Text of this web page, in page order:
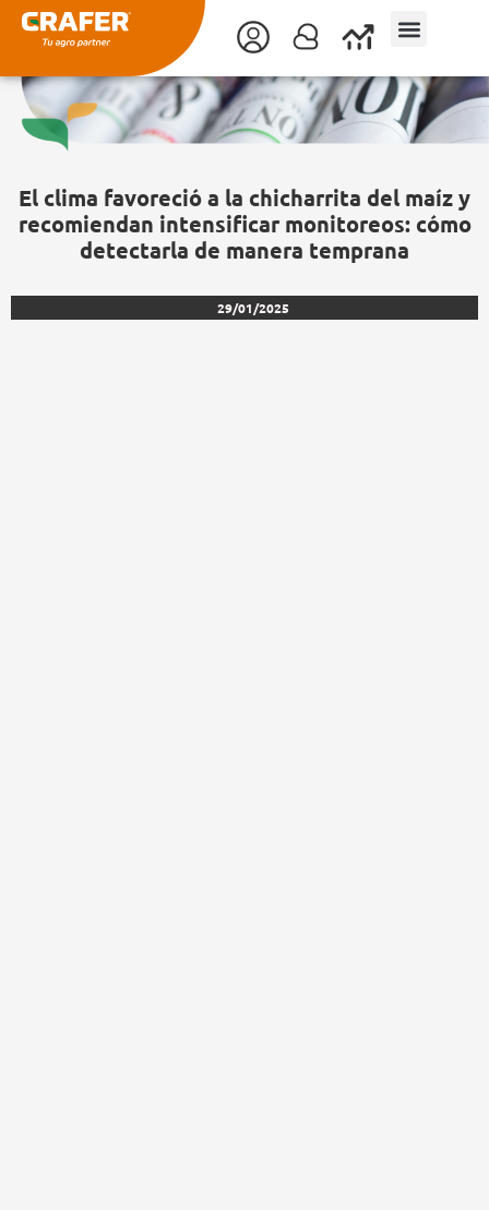
contenido
El clima favoreció a la chicharrita del maíz y
recomiendan intensificar monitoreos: cómo
detectarla de manera temprana
29/01/2025